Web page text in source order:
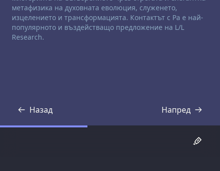
метафизика на духовната еволюция, служенето,
изцелението и трансформацията. Контактът с Ра е най-
популярното и въздействащо предложение на L/L
Research.
Назад
Препис Напред
Препис